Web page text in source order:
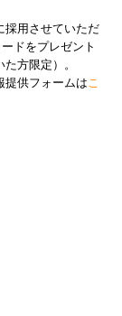
採用させていただ
ドをプレゼント
方限定）。
提供フォームは こ